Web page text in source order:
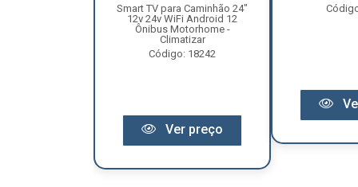
Smart TV para Caminhão 24"
12v 24v WiFi Android 12
Ônibus Motorhome -
Climatizar
Código: 18242
Ver preço